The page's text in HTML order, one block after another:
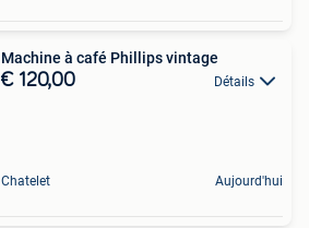
Machine à café Phillips vintage
€ 120,00 Détails
Chatelet Aujourd'hui